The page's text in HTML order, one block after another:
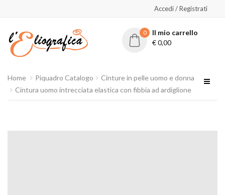
Accedi / Registrati
0
Il mio carrello
€0,00
Home Piquadro Catalogo
Cinture in pelle uomo e donna
Cintura uomo intrecciata elastica con fibbia ad ardiglione